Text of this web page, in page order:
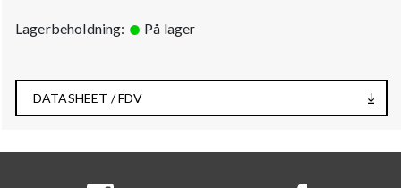
Lagerbeholdning: På lager
DATASHEET / FDV